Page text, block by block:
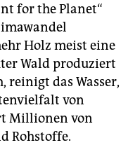
for the Planet“
Holz meist eine
Wald produziert
reinigt das Wasser,
von
Millionen von
Rohstoffe.